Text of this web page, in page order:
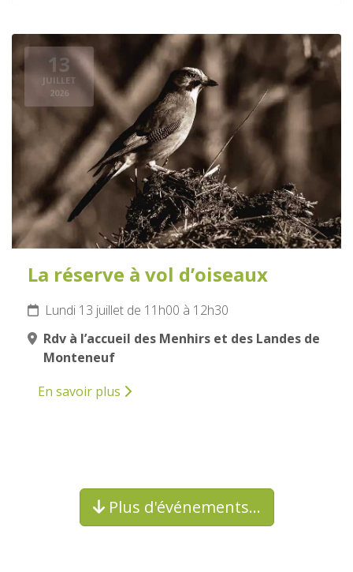
13
JUILLET
2026
La réserve à vol d’oiseaux
Lundi 13 juillet de 11h00 à 12h30
Rdv à l’accueil des Menhirs et des Landes de
Monteneuf
En savoir plus
Plus d'événements…